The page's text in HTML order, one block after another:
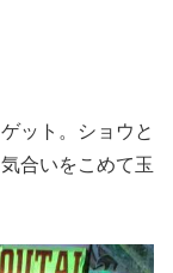
ット。ショウと
合いをこめて玉